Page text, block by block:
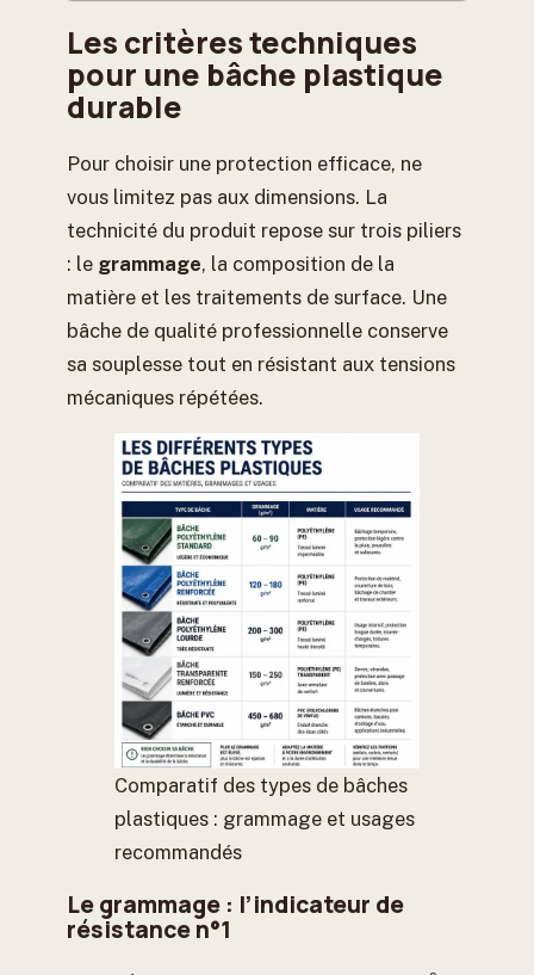
Les critères techniques
pour une bâche plastique
durable
Pour choisir une protection efficace, ne
vous limitez pas aux dimensions. La
technicité du produit repose sur trois piliers
: le grammage, la composition de la
matière et les traitements de surface. Une
bâche de qualité professionnelle conserve
sa souplesse tout en résistant aux tensions
mécaniques répétées.
Comparatif des types de bâches
plastiques : grammage et usages
recommandés
Le grammage : l’indicateur de
résistance n°1